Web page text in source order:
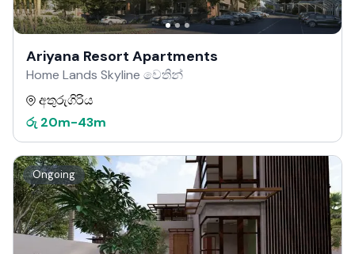
Ariyana Resort Apartments
Home Lands Skyline වෙතින්
අතුරුගිරිය
රු 20m-43m
Ongoing